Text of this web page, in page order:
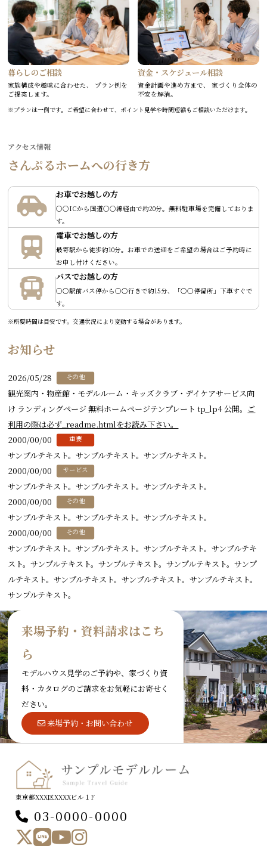
暮らしのご相談
家族構成や趣味に合わせた、 プラン例を
ご提案します。
資金・スケジュール相談
資金計画や進め方まで、 家づくり全体の
不安を解消。
※プランは一例です。ご希望に合わせて、ポイント見学や時間短縮もご相談いただけます。
アクセス情報
さんぷるホームへの行き方
お車でお越しの方
○○ICから国道○○線経由で約20分。無料駐車場を完備しておりま
す。
電車でお越しの方
最寄駅から徒歩約10分。お車での送迎をご希望の場合はご予約時に
お申し付けください。
バスでお越しの方
○○駅前バス停から○○行きで約15分、「○○停留所」下車すぐで
す。
※所要時間は目安です。交通状況により変動する場合があります。
お知らせ
2026/05/28 その他
観光案内・物産館・モデルルーム・キッズクラブ・デイケアサービス向
け ランディングページ 無料ホームページテンプレート tp_lp4 公開。 ご
利用の際は必ず_readme.htmlをお読み下さい。
2000/00/00
重要
サンプルテキスト。サンプルテキスト。サンプルテキスト。
2000/00/00
サービス
サンプルテキスト。サンプルテキスト。サンプルテキスト。
2000/00/00
その他
サンプルテキスト。サンプルテキスト。サンプルテキスト。
2000/00/00
その他
サンプルテキスト。サンプルテキスト。サンプルテキスト。サンプルテキ
スト。サンプルテキスト。サンプルテキスト。サンプルテキスト。サンプ
ルテキスト。サンプルテキスト。サンプルテキスト。サンプルテキスト。
サンプルテキスト。
来場予約・資料請求はこち
ら
モデルハウス見学のご予約や、家づくり資
料・カタログのご請求をお気軽にお寄せく
ださい。
来場予約・お問い合わせ
東京都XXX区XXXXビル１F
03-0000-0000